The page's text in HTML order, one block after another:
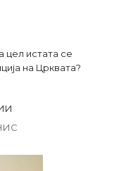
цел истата се
на Црквата?